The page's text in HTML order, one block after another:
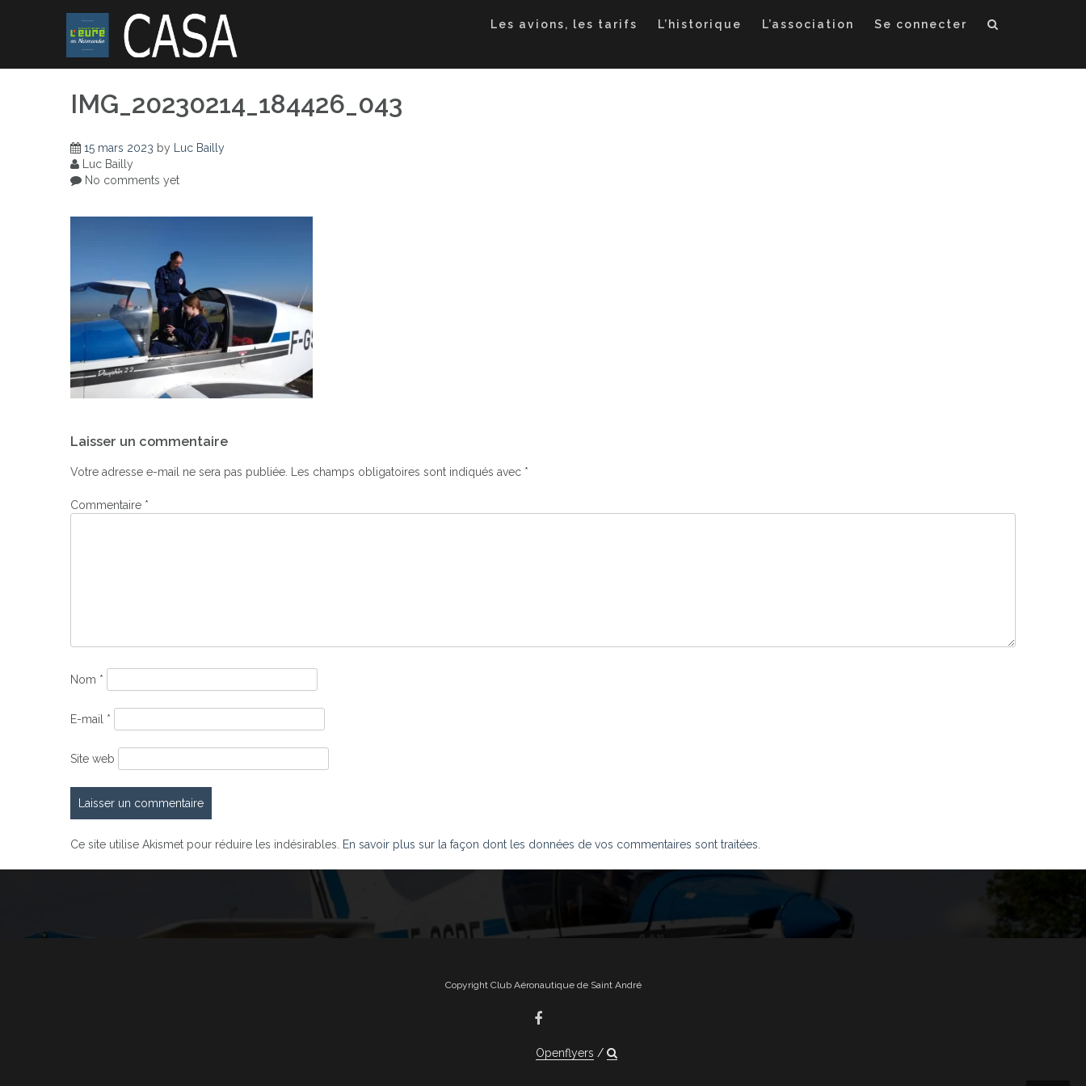
Les avions, les tarifs L’historique L’association Se connecter
IMG_20230214_184426_043
15 mars 2023 by
Luc Bailly
Luc Bailly
No comments yet
de
l’article
Laisser un commentaire
Votre adresse e-mail ne sera pas publiée. Les champs obligatoires sont indiqués avec *
Commentaire *
Nom *
E-mail *
Site web
Ce site utilise Akismet pour réduire les indésirables. En savoir plus sur la façon dont les données de vos commentaires sont traitées.
Copyright Club Aéronautique de Saint André
Openflyers